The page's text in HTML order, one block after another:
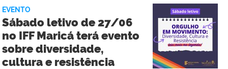
Comunicação
Social
do
Campus
Campos
EVENTO
Sábado letivo de 27/06
no IFF Maricá terá evento
sobre diversidade,
cultura e resistência